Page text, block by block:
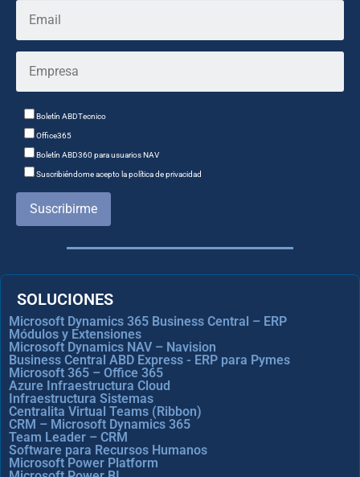
Boletín ABDTecnico
Office365
Boletín ABD360 para usuarios NAV
Suscribiéndome acepto la política de privacidad
Suscribirme
SOLUCIONES
Microsoft Dynamics 365 Business Central – ERP
Módulos y Extensiones
Microsoft Dynamics NAV – Navision
Business Central ABD Express - ERP para Pymes
Microsoft 365 – Office 365
Azure Infraestructura Cloud
Infraestructura Sistemas
Centralita Virtual Teams (Ribbon)
CRM – Microsoft Dynamics 365
Team Leader – CRM
Software para Recursos Humanos
Microsoft Power Platform